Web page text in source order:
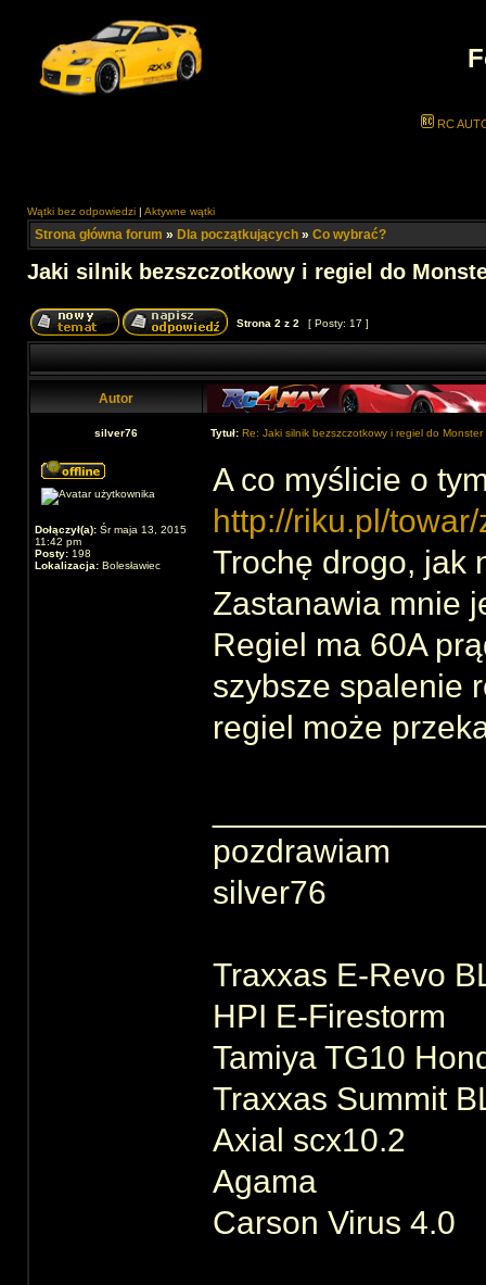
RC
Wątki bez odpowiedzi | Aktywne wątki
Strona główna forum » Dla początkujących » Co wybrać?
Jaki silnik bezszczotkowy i regiel do
Strona 2 z 2 [ Posty: 17 ]
Autor
silver76 Tytuł: Re: Jaki silnik bezszczotkowy i regiel do Monster
Dołączył(a): Śr maja 13, 2015
11:42 pm
Posty: 198
Lokalizacja: Bolesławiec
A co myślicie o
http://riku.pl/
Trochę drogo, jak
Zastanawia mnie
Regiel ma 60A
szybsze spalenie
regiel może
pozdrawiam
silver76
Traxxas E-Revo
HPI E-Firestorm
Tamiya TG10
Traxxas Summit
Axial scx10.2
Agama
Carson Virus 4.0